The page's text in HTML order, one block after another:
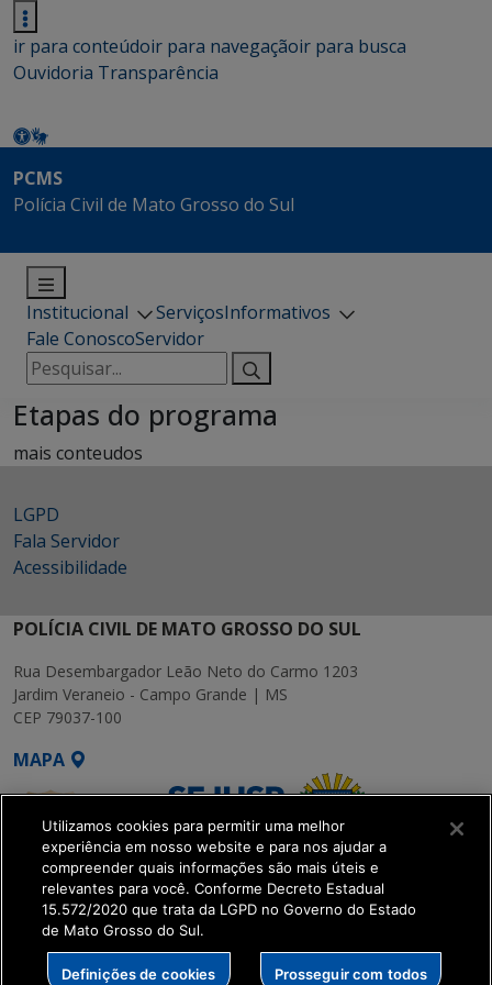
ir para conteúdoir para navegaçãoir para busca
Ouvidoria Transparência
PCMS
Polícia Civil de Mato Grosso do Sul
Institucional ServiçosInformativos
Fale ConoscoServidor
Pesquisar
por:
Etapas do programa
mais conteudos
LGPD
Fala Servidor
Acessibilidade
POLÍCIA CIVIL DE MATO GROSSO DO SUL
Rua Desembargador Leão Neto do Carmo 1203
Jardim Veraneio - Campo Grande | MS
CEP 79037-100
MAPA
SETDIG | Secretaria-
Executiva de
Transformação Digital
Utilizamos cookies para permitir uma melhor
experiência em nosso website e para nos ajudar a
compreender quais informações são mais úteis e
relevantes para você. Conforme Decreto Estadual
15.572/2020 que trata da LGPD no Governo do Estado
de Mato Grosso do Sul.
Definições de cookies Prosseguir com todos